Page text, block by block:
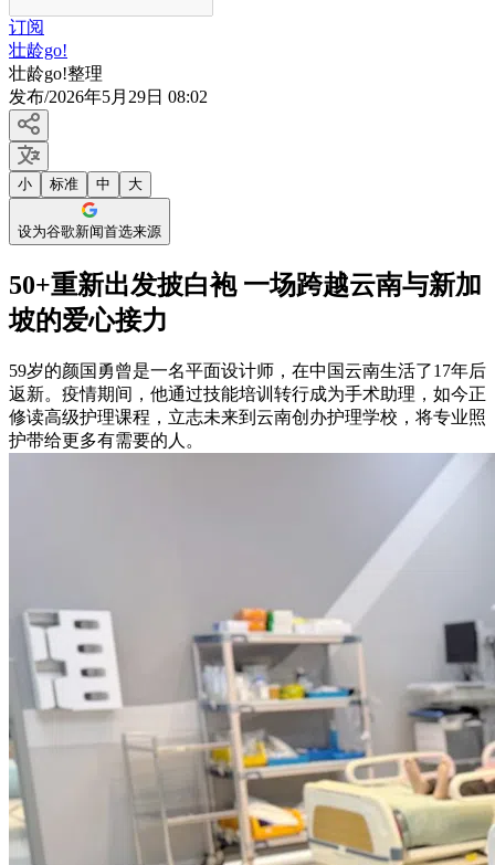
订阅
壮龄go!
壮龄go!整理
发布/2026年5月29日 08:02
小 标准 中 大
设为谷歌新闻首选来源
50+重新出发披白袍 一场跨越云南与新加
坡的爱心接力
59岁的颜国勇曾是一名平面设计师，在中国云南生活了17年后
返新。疫情期间，他通过技能培训转行成为手术助理，如今正
修读高级护理课程，立志未来到云南创办护理学校，将专业照
护带给更多有需要的人。